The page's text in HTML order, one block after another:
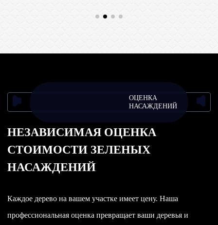
НЕЗАВИСИМАЯ ОЦЕНКА
СТОИМОСТИ ЗЕЛЕНЫХ
НАСАЖДЕНИЙ
Каждое дерево на вашем участке имеет цену. Наша
профессиональная оценка превращает ваши деревья и
ОЦЕНКА
НАСАЖДЕНИЙ